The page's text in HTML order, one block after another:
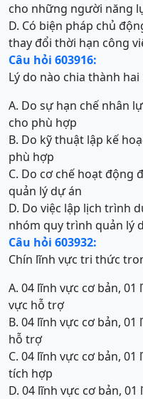
cho những người năng
D. Có biện pháp chủ
thay đổi thời hạn công
Câu hỏi 603916:
Lý do nào chia thành
A. Do sự hạn chế nhân
cho phù hợp
B. Do kỹ thuật lập kế
phù hợp
C. Do cơ chế hoạt động
quản lý dự án
D. Do việc lập lịch trình
nhóm quy trình quản lý
Câu hỏi 603932:
Chín lĩnh vực tri thức
A. 04 lĩnh vực cơ bản,
vực hỗ trợ
B. 04 lĩnh vực cơ bản,
hỗ trợ
C. 04 lĩnh vực cơ bản,
tích hợp
D. 04 lĩnh vực cơ bản,